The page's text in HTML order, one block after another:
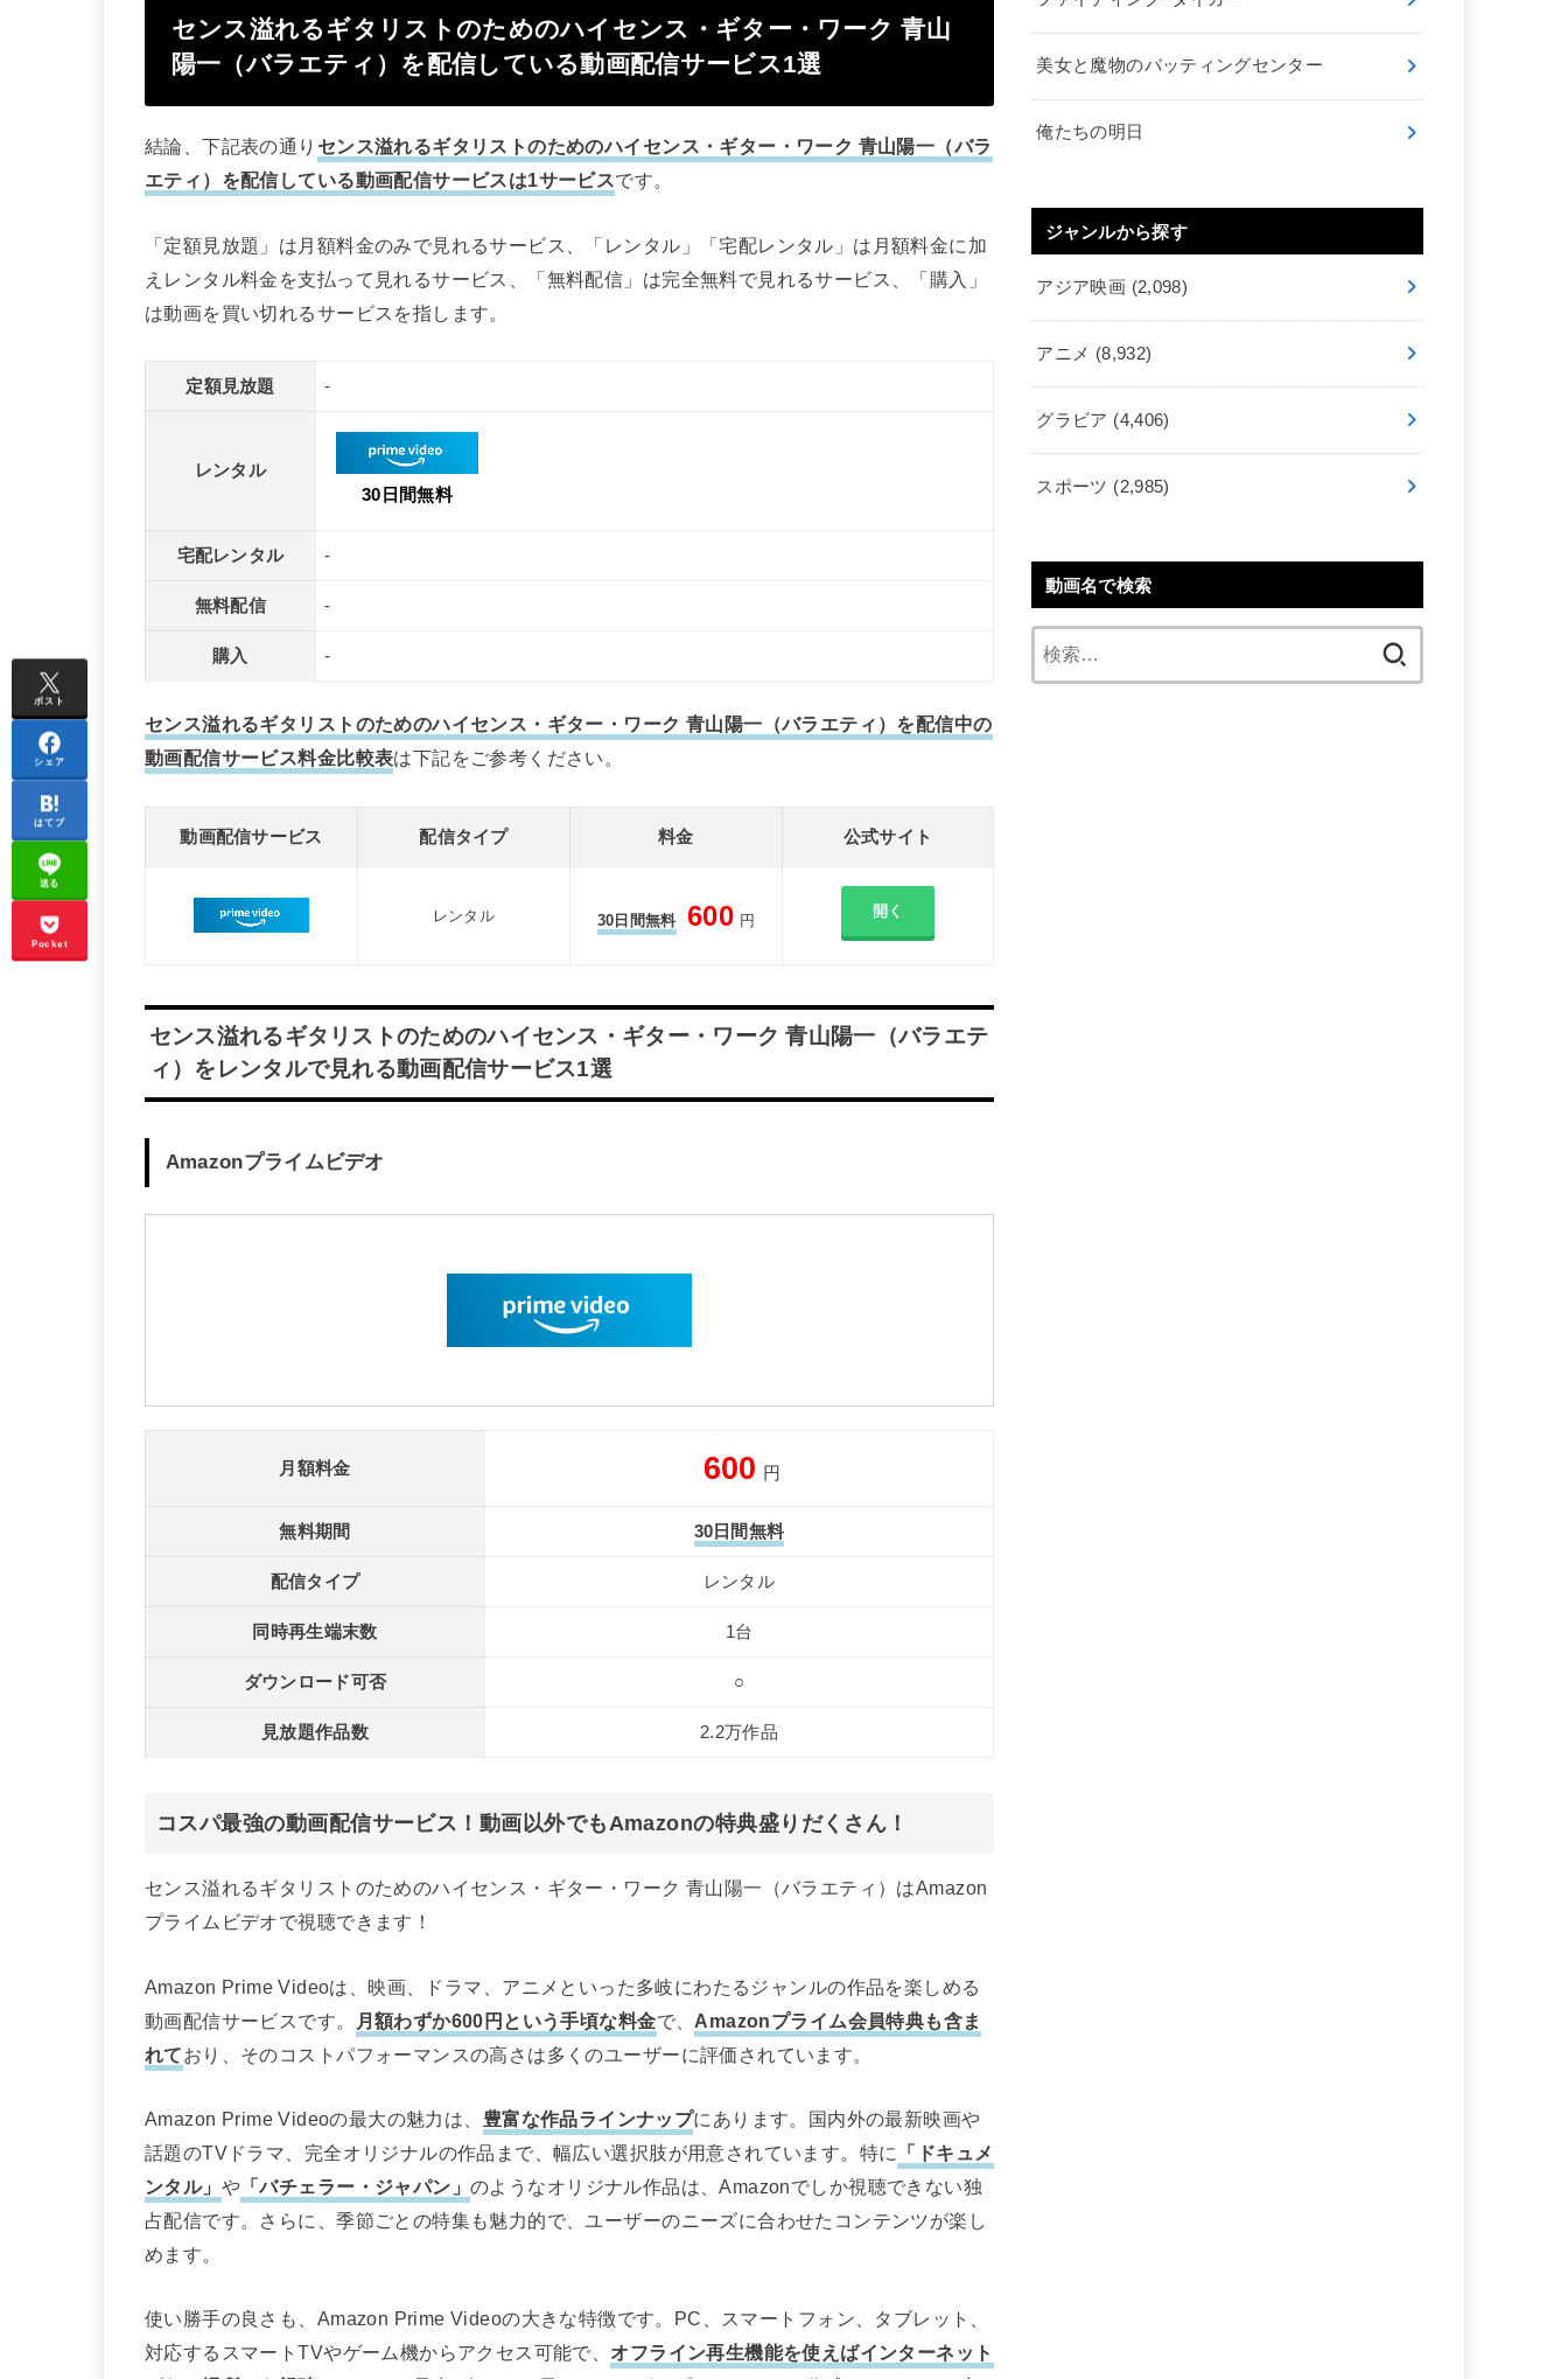
センス溢れるギタリストのためのハイセンス・ギター・ワーク 青山
陽一（バラエティ）を配信している動画配信サービス1選
結論、下記表の通り センス溢れるギタリストのためのハイセンス・ギター・ワーク 青山陽一（バラ
エティ）を配信している動画配信サービスは1サービスです。
「定額見放題」は月額料金のみで見れるサービス、「レンタル」「宅配レンタル」は月額料金に加
えレンタル料金を支払って見れるサービス、「無料配信」は完全無料で見れるサービス、「購入」
は動画を買い切れるサービスを指します。
定額見放題 -
レンタル
30日間無料
宅配レンタル -
無料配信 -
購入 -
センス溢れるギタリストのためのハイセンス・ギター・ワーク 青山陽一（バラエティ）を配信中の
動画配信サービス料金比較表は下記をご参考ください。
動画配信サービス 配信タイプ 料金 公式サイト
レンタル 30日間無料 600 円 開く
センス溢れるギタリストのためのハイセンス・ギター・ワーク 青山陽一（バラエテ
ィ）をレンタルで見れる動画配信サービス1選
Amazonプライムビデオ
月額料金 600 円
無料期間 30日間無料
配信タイプ レンタル
同時再生端末数 1台
ダウンロード可否 ○
見放題作品数 2.2万作品
コスパ最強の動画配信サービス！動画以外でもAmazonの特典盛りだくさん！
センス溢れるギタリストのためのハイセンス・ギター・ワーク 青山陽一（バラエティ）はAmazon
プライムビデオで視聴できます！
Amazon Prime Videoは、映画、ドラマ、アニメといった多岐にわたるジャンルの作品を楽しめる
動画配信サービスです。
月額わずか600円という手頃な料金で、 Amazonプライム会員特典も含ま
れて おり、そのコストパフォーマンスの高さは多くのユーザーに評価されています。
Amazon Prime Videoの最大の魅力は、 豊富な作品ラインナップにあります。国内外の最新映画や
話題のTVドラマ、完全オリジナルの作品まで、幅広い選択肢が用意されています。特に
「ドキュメ
ンタル」 や 「バチェラー・ジャパン」のようなオリジナル作品は、Amazonでしか視聴できない独
占配信です。さらに、季節ごとの特集も魅力的で、ユーザーのニーズに合わせたコンテンツが楽し
めます。
使い勝手の良さも、Amazon Prime Videoの大きな特徴です。PC、スマートフォン、タブレット、
対応するスマートTVやゲーム機からアクセス可能で、 オフライン再生機能を使えばインターネット
ポスト
シェア
はてブ
送る
Pocket
美女と魔物のバッティングセンター
俺たちの明日
ジャンルから探す
アジア映画 (2,098)
アニメ (8,932)
グラビア (4,406)
スポーツ (2,985)
動画名で検索